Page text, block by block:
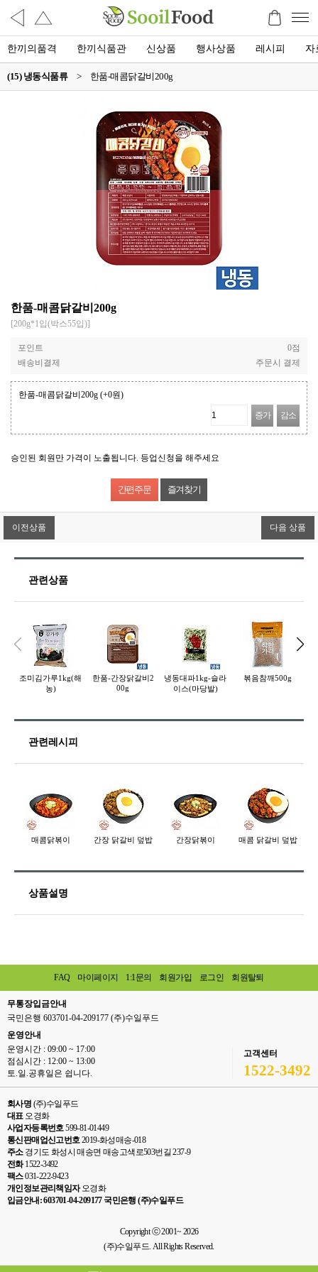
한끼의품격 한끼식품관 신상품 행사상품 레시피 자
(15) 냉동식품류 > 한품-매콤닭갈비200g
한품-매콤닭갈비200g
[200g*1입(박스55입)]
포인트
0점
배송비결제
주문시 결제
한품-매콤닭갈비200g (+0원)
증가 감소
승인된 회원만 가격이 노출됩니다. 등업신청을 해주세요
즐겨찾기
이전상품 다음 상품
관련상품
조미김가루1kg(해
농)
한품-간장닭갈비2
00g
냉동대파1kg-슬라
이스(마당발)
볶음참깨500g
관련레시피
매콤닭볶이 간장 닭갈비 덮밥 간장닭볶이 매콤 닭갈비 덮밥
상품설명
FAQ 마이페이지 1:1문의 회원가입 로그인 회원탈퇴
무통장입금안내
국민은행 603701-04-209177 (주)수일푸드
운영안내
운영시간 : 09:00 ~ 17:00
점심시간 : 12:00 ~ 13:00
토.일.공휴일은 쉽니다.
고객센터
1522-3492
회사명 (주)수일푸드
대표오경화
사업자등록번호599-81-01449
통신판매업신고번호2019-화성매송-018
주소경기도 화성시 매송면 매송고색로503번길 237-9
전화1522-3492
팩스031-222-9423
개인정보관리책임자오경화
입금안내: 603701-04-209177 국민은행 (주)수일푸드
Copyright ⓒ 2001~ 2026
(주)수일푸드. All Rights Reserved.